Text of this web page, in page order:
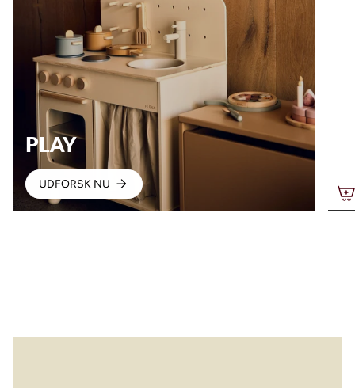
PLAY
UDFORSK NU